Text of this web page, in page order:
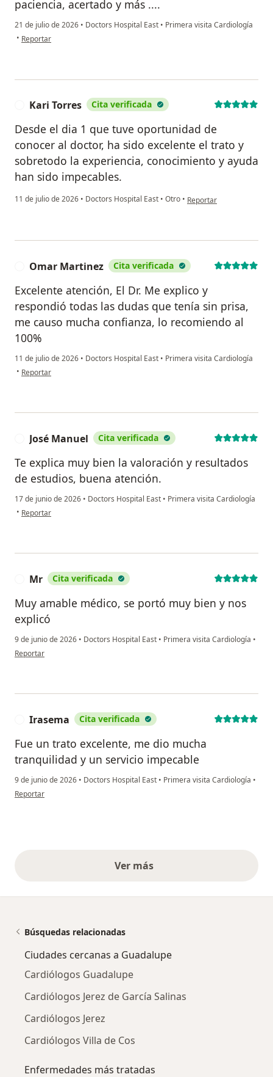
paciencia, acertado y más ....
21 de julio de 2026 • Doctors Hospital East • Primera visita Cardiología
• en opinión del usuario Nancy Rivera
Reportar
Kari Torres Cita verificada
Desde el dia 1 que tuve oportunidad de
conocer al doctor, ha sido excelente el trato y
sobretodo la experiencia, conocimiento y ayuda
han sido impecables.
11 de julio de 2026 • Doctors Hospital East • Otro • en opinión del usuario
Reportar
Omar Martinez Cita verificada
Excelente atención, El Dr. Me explico y
respondió todas las dudas que tenía sin prisa,
me causo mucha confianza, lo recomiendo al
100%
11 de julio de 2026 • Doctors Hospital East • Primera visita Cardiología
• en opinión del usuario Omar Martinez
Reportar
José Manuel Cita verificada
Te explica muy bien la valoración y resultados
de estudios, buena atención.
17 de junio de 2026 • Doctors Hospital East • Primera visita Cardiología
• en opinión del usuario José Manuel
Reportar
Mr Cita verificada
Muy amable médico, se portó muy bien y nos
explicó
9 de junio de 2026 • Doctors Hospital East • Primera visita Cardiología •
en opinión del usuario Mr
Reportar
Irasema Cita verificada
Fue un trato excelente, me dio mucha
tranquilidad y un servicio impecable
9 de junio de 2026 • Doctors Hospital East • Primera visita Cardiología •
en opinión del usuario Irasema
Reportar
Ver másopiniones anteriores
Búsquedas relacionadas
Ciudades cercanas a Guadalupe
Cardiólogos Guadalupe
Cardiólogos Jerez de García Salinas
Cardiólogos Jerez
Cardiólogos Villa de Cos
Enfermedades más tratadas